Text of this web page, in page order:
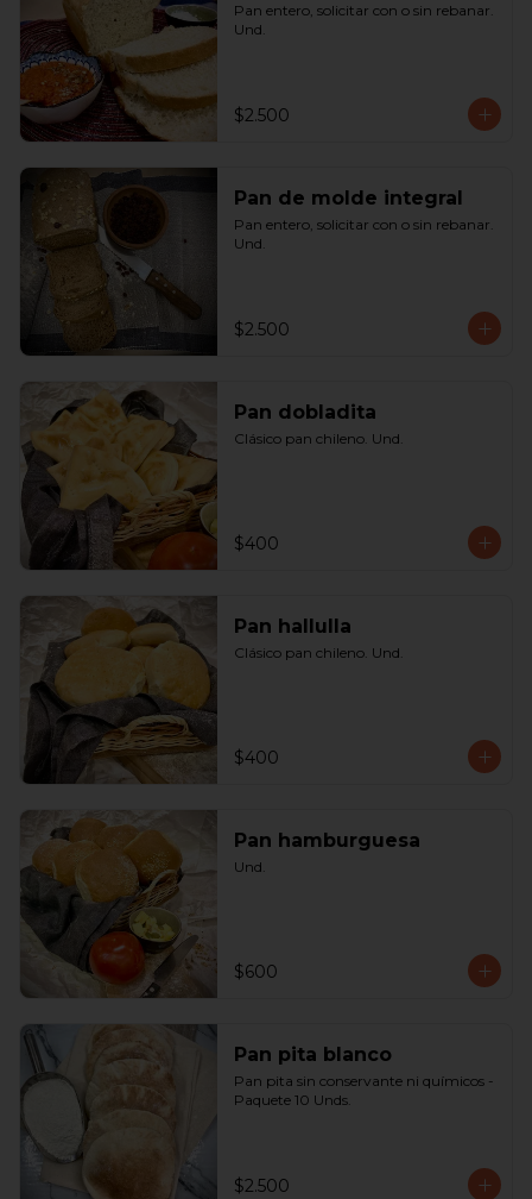
Pan entero, solicitar con o sin rebanar.
Und.
$2.500
Pan de molde integral
Pan entero, solicitar con o sin rebanar.
Und.
$2.500
Pan dobladita
Clásico pan chileno. Und.
$400
Pan hallulla
Clásico pan chileno. Und.
$400
Pan hamburguesa
Und.
$600
Pan pita blanco
Pan pita sin conservante ni químicos -
Paquete 10 Unds.
$2.500